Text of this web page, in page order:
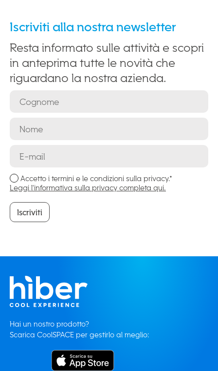
Iscriviti alla nostra newsletter
Resta informato sulle attività e scopri
in anteprima tutte le novità che
riguardano la nostra azienda.
Accetto i termini e le condizioni sulla privacy.*
Leggi l'informativa sulla privacy completa qui.
Iscriviti
Iscriviti
Hai un nostro prodotto?
Scarica CoolSPACE per gestirlo al meglio: